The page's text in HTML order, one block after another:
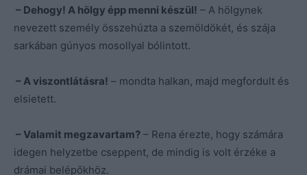
– Dehogy! A hölgy épp menni készül! – A hölgynek
nevezett személy összehúzta a szemöldökét, és szája
sarkában gúnyos mosollyal bólintott.
– A viszontlátásra! – mondta halkan, majd megfordult és
elsietett.
– Valamit megzavartam? – Rena érezte, hogy számára
idegen helyzetbe cseppent, de mindig is volt érzéke a
drámai belépőkhöz.